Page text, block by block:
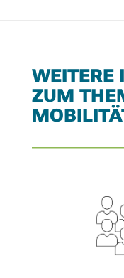
WEITERE
ZUM